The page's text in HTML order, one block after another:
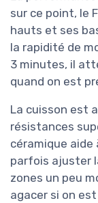
sur ce point, le
hauts et ses
la rapidité de
3 minutes, il
quand on est
La cuisson est
résistances
céramique aide
parfois ajuster
zones un peu
agacer si on